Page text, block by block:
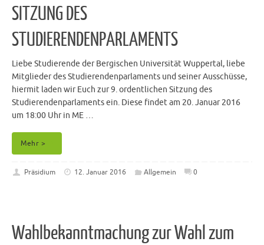
SITZUNG DES
STUDIERENDENPARLAMENTS
Liebe Studierende der Bergischen Universität Wuppertal, liebe
Mitglieder des Studierendenparlaments und seiner Ausschüsse,
hiermit laden wir Euch zur 9. ordentlichen Sitzung des
Studierendenparlaments ein. Diese findet am 20. Januar 2016
um 18:00 Uhr in ME …
Mehr >
Präsidium 12. Januar 2016 Allgemein 0
Wahlbekanntmachung zur Wahl zum